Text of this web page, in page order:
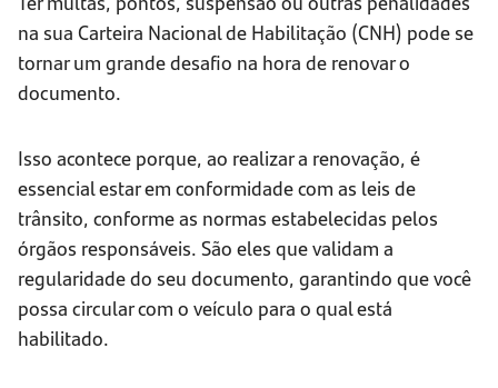
na sua Carteira Nacional de Habilitação (CNH) pode se
tornar um grande desafio na hora de renovar o
documento.
Isso acontece porque, ao realizar a renovação, é
essencial estar em conformidade com as leis de
trânsito, conforme as normas estabelecidas pelos
órgãos responsáveis. São eles que validam a
regularidade do seu documento, garantindo que você
possa circular com o veículo para o qual está
habilitado.